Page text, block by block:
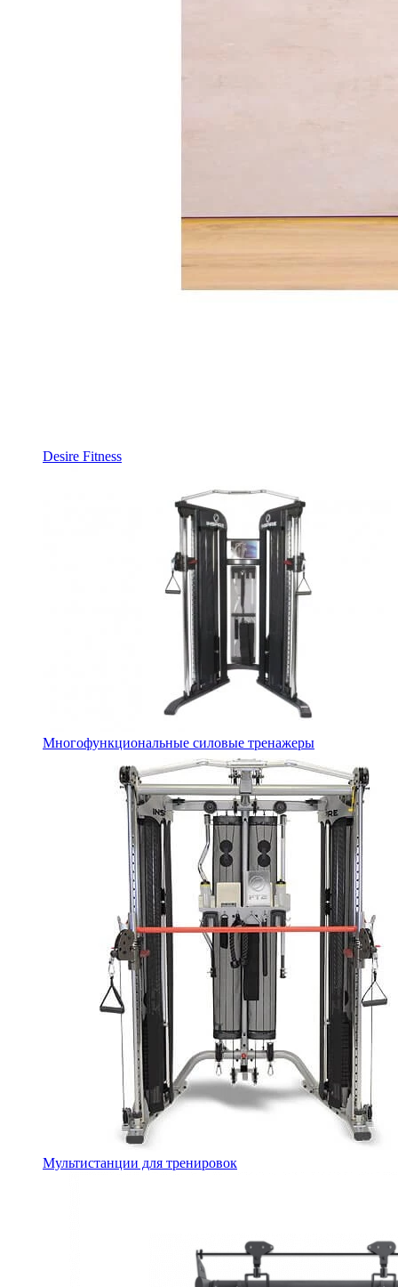
Desire Fitness
Многофункциональные силовые тренажеры
Мультистанции для тренировок